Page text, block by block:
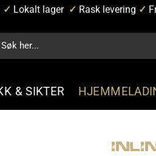
✓ Lokalt lager ✓ Rask levering ✓
& SIKTER